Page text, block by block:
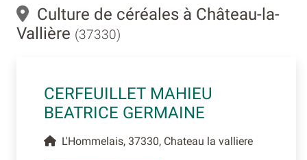
Culture de céréales à Château-la-
Vallière (37330)
CERFEUILLET MAHIEU
BEATRICE GERMAINE
L'Hommelais, 37330, Chateau la valliere